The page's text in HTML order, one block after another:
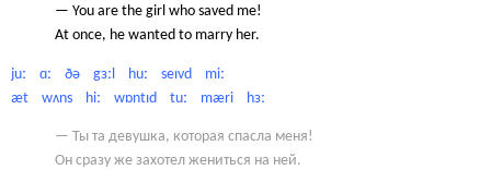
— You are the girl who saved me!
At once, he wanted to marry her.
juː ɑː ðə gɜːl huː seɪvd miː
æt wʌns hiː wɒntɪd tuː mæri hɜː
— Ты та девушка, которая спасла меня!
Он сразу же захотел жениться на ней.